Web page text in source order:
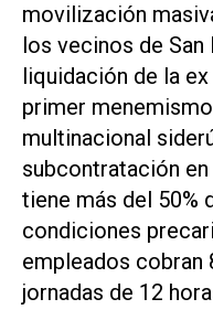
movilización
los vecinos de
liquidación de la
primer
multinacional
subcontratación
tiene más del 50%
condiciones
empleados cobran
jornadas de 12